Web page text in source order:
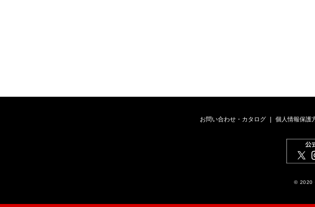
お問い合わせ・カタログ 個人情報保護
© 2020